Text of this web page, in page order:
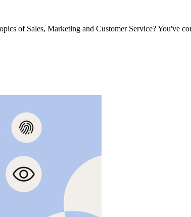
of Sales, Marketing and Customer Service? You've